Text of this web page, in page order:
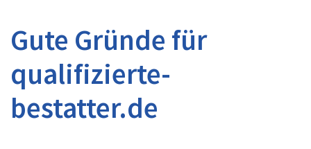
Gute Gründe für
qualifizierte-
bestatter.de